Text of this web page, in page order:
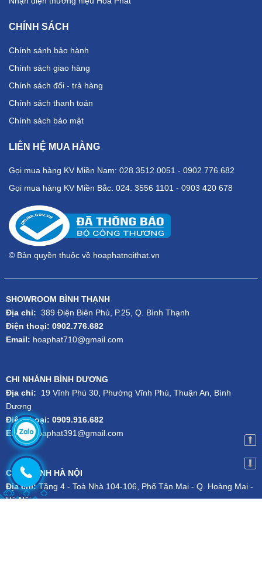
CHÍNH SÁCH
Chính sánh bảo hành
Chính sách giao hàng
Chính sách đổi - trả hàng
Chính sách thanh toán
Chính sách bảo mật
LIÊN HỆ MUA HÀNG
Gọi mua hàng KV Miền Nam: 028.3512.0051 - 0902.776.682
Gọi mua hàng KV Miền Bắc: 024. 3556 1101 - 0903 420 678
© Bản quyền thuộc về hoaphatnoithat.vn
SHOWROOM BÌNH THẠNH
Địa chỉ: 389 Điện Biên Phủ, P.25, Q. Bình Thạnh
Điện thoại: 0902.776.682
Email: hoaphat710@gmail.com
CHI NHÁNH BÌNH DƯƠNG
Địa chỉ: 19 Vĩnh Phú 30, Phường Vĩnh Phú, Thuận An, Bình
Dương
Điện thoại: 0909.916.682
Email:hoaphat391@gmail.com
CHI NHÁNH HÀ NỘI
Địa chỉ:Tầng 4 - Toà Nhà 104-106, Phố Tân Mai - Q. Hoàng Mai -
Hà Nội